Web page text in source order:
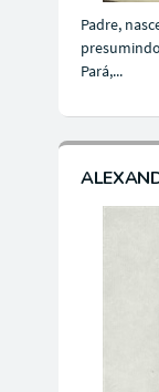
Padre,
Pará,...